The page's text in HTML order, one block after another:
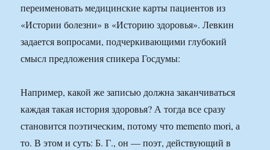
переименовать медицинские карты пациентов из
«Истории болезни» в «Историю здоровья». Левкин
задается вопросами, подчеркивающими глубокий
смысл предложения спикера Госдумы:
Например, какой же записью должна заканчиваться
каждая такая история здоровья? А тогда все сразу
становится поэтическим, потому что memento mori, а
то. В этом и суть: Б. Г., он — поэт, действующий в